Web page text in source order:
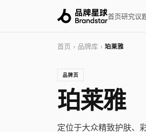
首页研究议
首页 › 品牌库› 珀莱雅
品牌页
珀莱雅
定位于大众精致护肤、